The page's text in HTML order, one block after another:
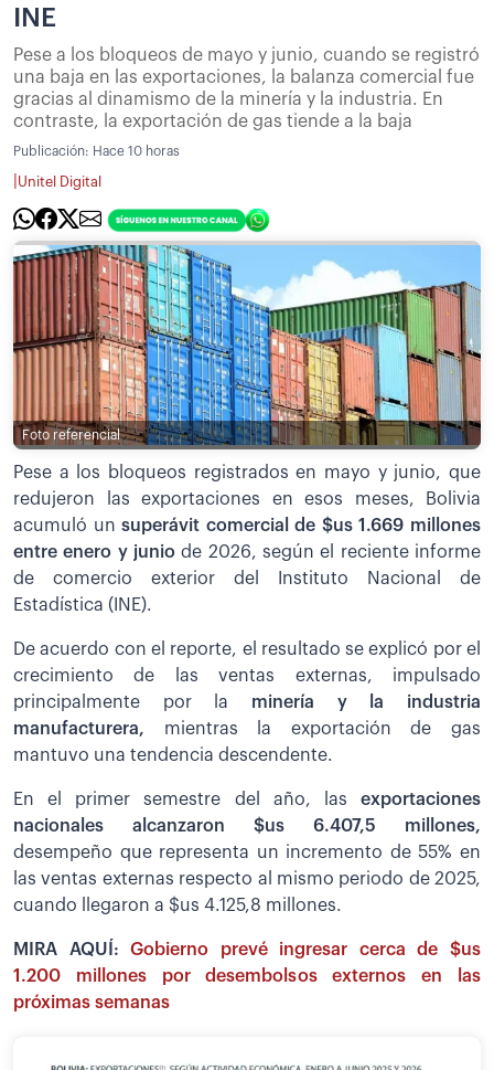
INE
Pese a los bloqueos de mayo y junio, cuando se registró
una baja en las exportaciones, la balanza comercial fue
gracias al dinamismo de la minería y la industria. En
contraste, la exportación de gas tiende a la baja
Publicación: Hace 10 horas
Unitel Digital
Foto referencial
Pese a los bloqueos registrados en mayo y junio, que
redujeron las exportaciones en esos meses, Bolivia
acumuló unsuperávit comercial de $us 1.669 millones
entre enero y junio de 2026, según el reciente informe
de comercio exterior del Instituto Nacional de
Estadística (INE).
De acuerdo con el reporte, el resultado se explicó por el
crecimiento de las ventas externas, impulsado
principalmente por la minería y la industria
manufacturera, mientras la exportación de gas
mantuvo una tendencia descendente.
En el primer semestre del año, las exportaciones
nacionales alcanzaron $us 6.407,5 millones,
desempeño que representa un incremento de 55% en
las ventas externas respecto al mismo periodo de 2025,
cuando llegaron a $us 4.125,8 millones.
MIRA AQUÍ:Gobierno prevé ingresar cerca de $us
1.200 millones por desembolsos externos en las
próximas semanas